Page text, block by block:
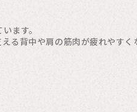
ます。
る背中や肩の筋肉が疲れやすく